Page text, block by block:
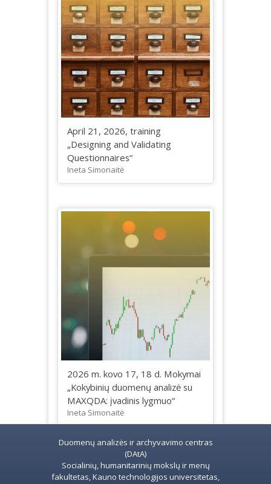
April 21, 2026, training
„Designing and Validating
Questionnaires“
Ineta Simonaitė
2026 m. kovo 17, 18 d. Mokymai
„Kokybinių duomenų analizė su
MAXQDA: įvadinis lygmuo“
Ineta Simonaitė
Duomenų analizės ir archyvavimo centras
(DAtA)
Socialinių, humanitarinių mokslų ir menų
fakultetas, Kauno technologijos universitetas,